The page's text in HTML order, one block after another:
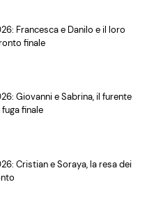
Francesca e Danilo e il loro
finale
Giovanni e Sabrina, il furente
finale
Cristian e Soraya, la resa dei